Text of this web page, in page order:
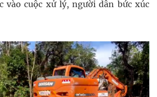
vào cuộc xử lý, người dân bức xúc